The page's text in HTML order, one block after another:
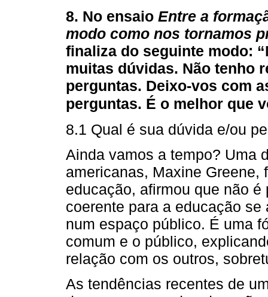
8. No ensaio Entre a
modo como nos tornamos
finaliza do seguinte modo:
muitas dúvidas. Não tenho
perguntas. Deixo-vos com
perguntas. É o melhor que
8.1 Qual é sua dúvida e/ou
Ainda vamos a tempo? Uma
americanas, Maxine Greene,
educação, afirmou que não
coerente para a educação
num espaço público. É uma
comum e o público,
relação com os outros,
As tendências recentes de